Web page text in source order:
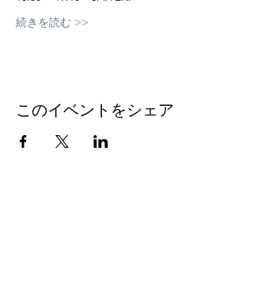
続きを読む >>
このイベントをシェア